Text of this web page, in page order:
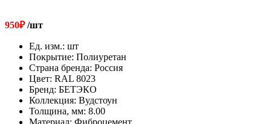
950₽/шт
Ед. изм.: шт
Покрытие: Полиуретан
Страна бренда: Россия
Цвет: RAL 8023
Бренд: БЕТЭКО
Коллекция: Вудстоун
Толщина, мм: 8.00
Материал: Фиброцемент